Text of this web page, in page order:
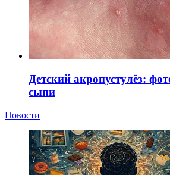
Детский акропустулёз:
сыпи
Новости